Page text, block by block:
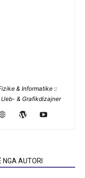
& Informatike ::
& Grafikdizajner
NGA AUTORI